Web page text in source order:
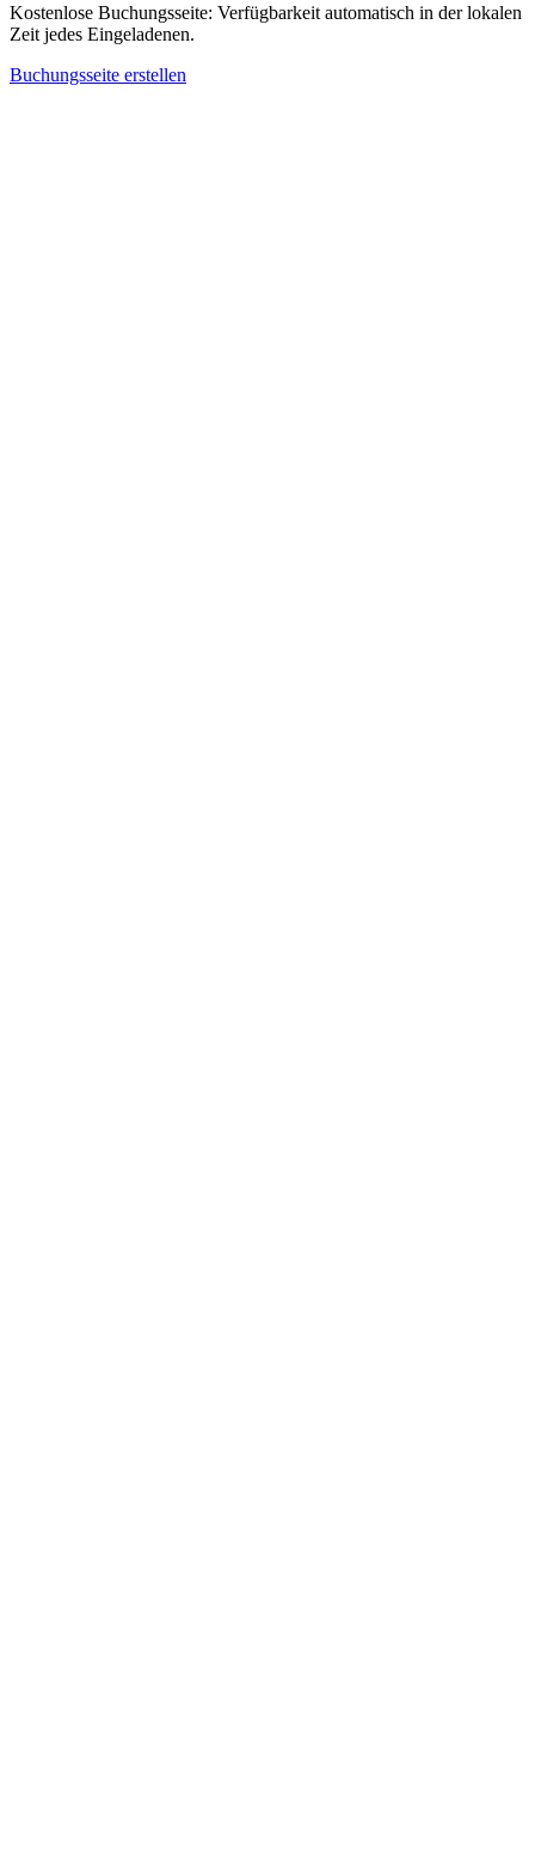
Kostenlose Buchungsseite: Verfügbarkeit automatisch in der lokalen
Zeit jedes Eingeladenen.
Buchungsseite erstellen